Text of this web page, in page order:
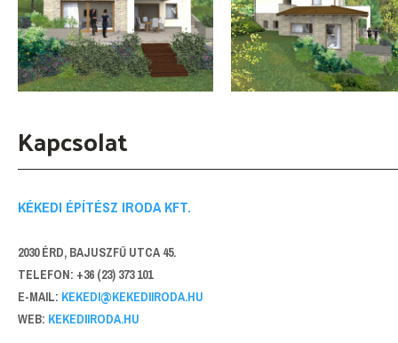
Kapcsolat
KÉKEDI ÉPÍTÉSZ IRODA KFT.
2030 ÉRD, BAJUSZFŰ UTCA 45.
TELEFON: +36 (23) 373 101
E-MAIL: KEKEDI@KEKEDIIRODA.HU
WEB: KEKEDIIRODA.HU